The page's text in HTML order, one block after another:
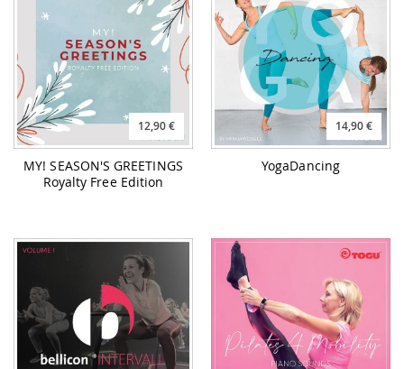
12,90 €
MY! SEASON'S GREETINGS
Royalty Free Edition
14,90 €
YogaDancing